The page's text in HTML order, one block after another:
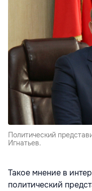
Политический
Игнатьев.
Такое мнение в
политический